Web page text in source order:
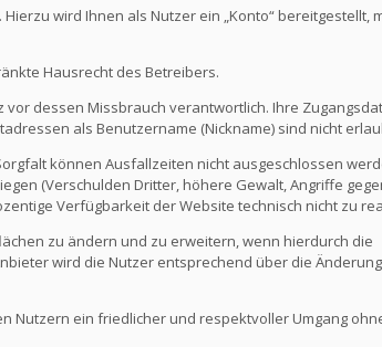
wird Ihnen als Nutzer ein „Konto“ bereitgestellt,
Hausrecht des Betreibers.
dessen Missbrauch verantwortlich. Ihre
als Benutzername (Nickname) sind nicht
können Ausfallzeiten nicht ausgeschlossen
(Verschulden Dritter, höhere Gewalt, Angriffe
Verfügbarkeit der Website technisch nicht zu
zu ändern und zu erweitern, wenn hierdurch die
wird die Nutzer entsprechend über die
Nutzern ein friedlicher und respektvoller Umgang